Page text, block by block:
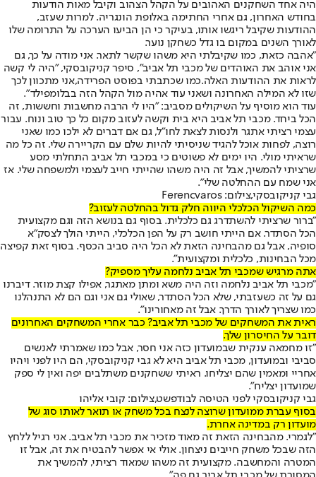
היה אחד השחקנים האהובים על הקהל הצהוב וקיבל מאות הודעות
בחודש האחרון, גם אחרי החתימה באלופת הונגריה. למרות שעזב,
ההודעות שקיבל ריגשו אותו, בעיקר כי הן הביעו הערכה על התרומה שלו
לאורך השנים במקום בו גדל כשחקן נוער.
"אהבה כזאת, כמו שקיבלתי היא משהו שקשר לתאר. אני מודה על כך, גם
אני אוהב את האוהדים של מכבי תל אביב", סיפר קניקובסקי, "היה לי קשה
לראות את ההודעות האלה.כמו שכתבתי בפוסט הפרידה,אני מתכוון לכך
שזו לא המילה האחרונה ושאני עוד אהיה מול הקהל הזה בבלומפילד".
עוד הוא מוסיף על השיקולים מסביב: "היו לי הרבה מחשבות וחששות, זה
הכל ביחד. מכבי תל אביב היא בית וקשה לעזוב מקום כל כך טוב ונוח. עבור
עצמי רציתי אתגר ולנסות לצאת לחו"ל, גם אם דברים לא ילכו כמו שאני
רוצה, לפחות אוכל להגיד שניסיתי להיות שלם עם הקריירה שלי. זה כל מה
שראיתי מולי. היו ימים לא פשוטים כי במכבי תל אביב התחלתי מסע
שרציתי להמשיך, אבל זה היה משהו שהייתי חייב לעצמי ולמשפחה שלי. אז
אני שמח עם ההחלטה שלי".
גבי קניקובסקי,צילום: Ferencvaros
כמה השיקול הכלכלי היווה חלק גדול בהחלטה לעזוב?
"ברור שרציתי להשתדרג גם כלכלית. בסוף גם בנושא הזה וגם מקצועית
הכל הסתדר. אם הייתי חושב רק על הפן הכלכלי, הייתי הולך לצסק"א
סופיה, אבל גם מהבחינה הזאת לא הכל היה סביב הכסף. בסוף זאת קפיצה
מכל הבחינות, כלכלית ומקצועית".
אתה מרגיש שמכבי תל אביב נלחמה עליך מספיק?
"מכבי תל אביב נלחמה וזה היה משא ומתן מאתגר, אפילו קצת מוזר. דיברנו
גם על זה כשעזבתי, שלא הכל הסתדר, שאולי גם אני וגם הם לא התנהלנו
כמו שצריך לאורך הדרך. אבל זה מאחורינו".
ראית את המשחקים של מכבי תל אביב? כבר אחרי המשחקים האחרונים
דובר על החיסרון שלך.
"זו מחמאה ענקית שבמועדון כזה אני חסר, אבל כמו שאמרתי לאנשים
סביבי ובמועדון, מכבי תל אביב היא לא גבי קניקובסקי, הם היו לפני ויהיו
אחריי ומאמין שהם יצליחו. ראיתי ששחקנים משתלבים יפה ואין לי ספק
שמועדון יצליח".
גבי קניקובסקי לפני הטיסה לבודפשט,צילום: קובי אליהו
בסוף עברת ממועדון שרוצה לנצח בכל משחק או תואר לאותו סוג של
מועדון רק במדינה אחרת.
"לגמרי. מהבחינה הזאת זה מאוד מזכיר את מכבי תל אביב. אני רגיל ללחץ
הזה שבכל משחק חייבים ניצחון. אולי אי אפשר להבטיח את זה, אבל זו
המטרה והמחשבה. מקצועית זה משהו שמאוד רציתי, להמשיך את